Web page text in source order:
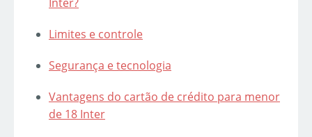
Limites e controle
Segurança e tecnologia
Vantagens do cartão de crédito para menor
de 18 Inter